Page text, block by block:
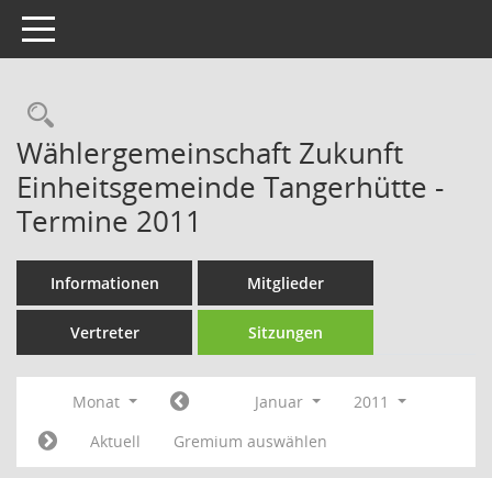
Toggle navigation
Rechercheauswahl
Wählergemeinschaft Zukunft
Einheitsgemeinde Tangerhütte -
Termine 2011
Informationen Mitglieder
Vertreter Sitzungen
Monat Januar
2011
Aktuell
Gremium auswählen